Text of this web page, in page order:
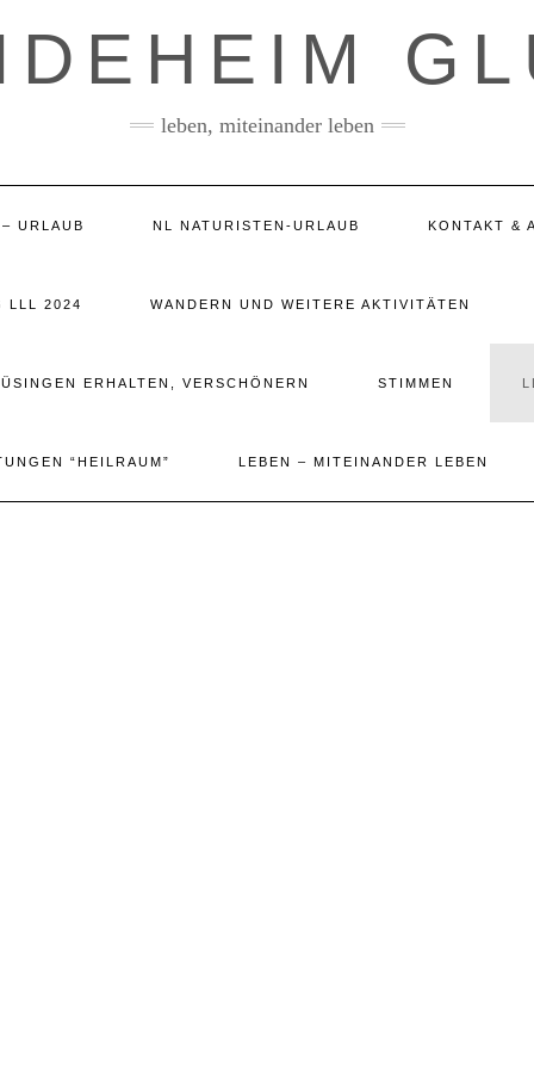
leben, miteinander leben
URLAUB NL NATURISTEN-URLAUB KONTAKT &
LLL 2024 WANDERN UND WEITERE AKTIVITÄTEN
ERHALTEN, VERSCHÖNERN STIMMEN
“HEILRAUM” LEBEN – MITEINANDER LEBEN